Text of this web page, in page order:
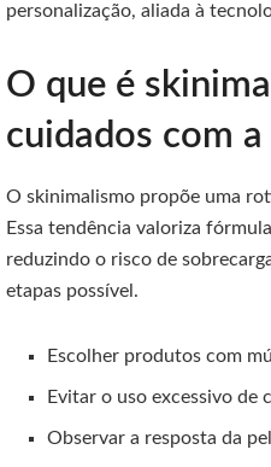
personalização, aliada à
O que é
cuidados com a
O skinimalismo propõe uma
Essa tendência valoriza
reduzindo o risco de
etapas possível.
Escolher produtos com
Evitar o uso excessivo de
Observar a resposta da